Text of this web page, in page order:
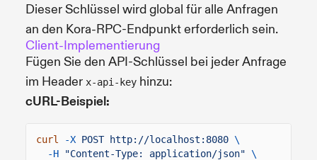
Dieser Schlüssel wird global für alle Anfragen
an den Kora-RPC-Endpunkt erforderlich sein.
Client-Implementierung
Fügen Sie den API-Schlüssel bei jeder Anfrage
im Header x-api-key hinzu:
cURL-Beispiel:
curl -X POST http://localhost:8080 \
-H
"Content-Type: application/json" \